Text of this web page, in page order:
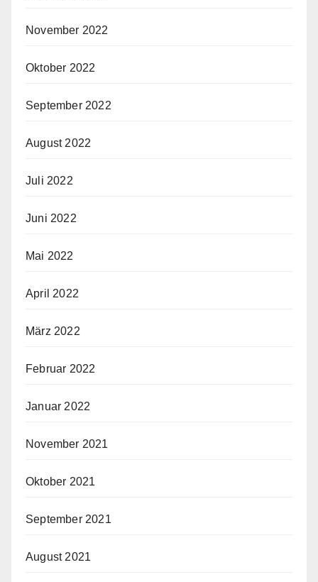
November 2022
Oktober 2022
September 2022
August 2022
Juli 2022
Juni 2022
Mai 2022
April 2022
März 2022
Februar 2022
Januar 2022
November 2021
Oktober 2021
September 2021
August 2021